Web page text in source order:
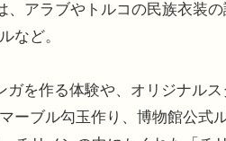
アラブやトルコの民族衣装
など。
を作る体験や、オリジナル
ーブル勾玉作り、博物館公式